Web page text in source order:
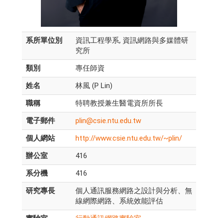
系所單位別
資訊工程學系, 資訊網路與多媒體研
究所
類別
專任師資
姓名
林風 (P Lin)
職稱
特聘教授兼生醫電資所所長
電子郵件
plin@csie.ntu.edu.tw
個人網站
http://www.csie.ntu.edu.tw/~plin/
辦公室
416
系分機
416
研究專長
個人通訊服務網路之設計與分析、無
線網際網路、系統效能評估